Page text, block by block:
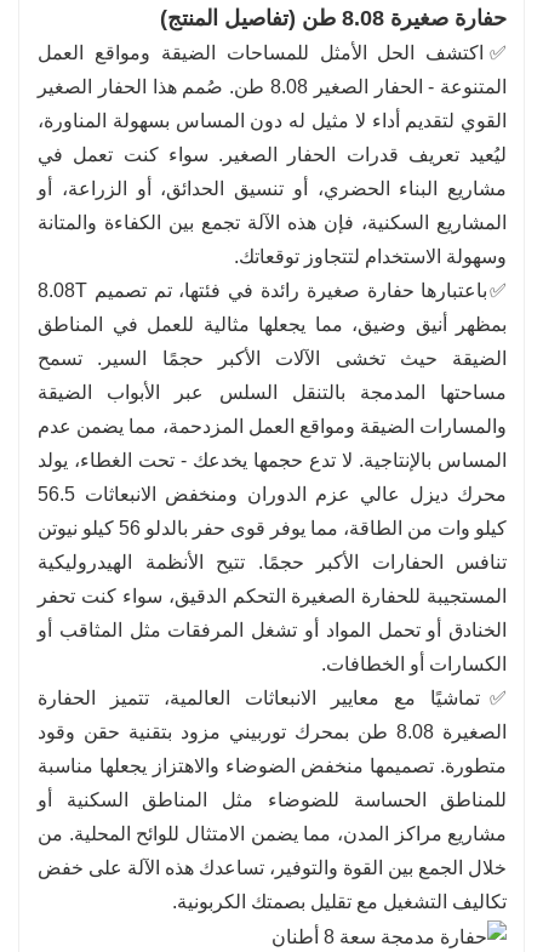
وصيانة منخفضة.
• راحة المشغل: كابينة واسعة مع عناصر تحكم
متقدمة لتحقيق إنتاجية طوال اليوم.
• تصميم صديق للبيئة: يلبي معايير الانبعاثات الصارمة
مع توفير الوقود.
حفارة صغيرة 8.08 طن (تفاصيل المنتج)
✅اكتشف الحل الأمثل للمساحات الضيقة ومواقع العمل
المتنوعة - الحفار الصغير 8.08 طن. صُمم هذا الحفار الصغير
القوي لتقديم أداء لا مثيل له دون المساس بسهولة المناورة،
ليُعيد تعريف قدرات الحفار الصغير. سواء كنت تعمل في
مشاريع البناء الحضري، أو تنسيق الحدائق، أو الزراعة، أو
المشاريع السكنية، فإن هذه الآلة تجمع بين الكفاءة والمتانة
وسهولة الاستخدام لتتجاوز توقعاتك.
✅باعتبارها حفارة صغيرة رائدة في فئتها، تم تصميم 8.08T
بمظهر أنيق وضيق، مما يجعلها مثالية للعمل في المناطق
الضيقة حيث تخشى الآلات الأكبر حجمًا السير. تسمح
مساحتها المدمجة بالتنقل السلس عبر الأبواب الضيقة
والمسارات الضيقة ومواقع العمل المزدحمة، مما يضمن عدم
المساس بالإنتاجية. لا تدع حجمها يخدعك - تحت الغطاء، يولد
محرك ديزل عالي عزم الدوران ومنخفض الانبعاثات 56.5
كيلو وات من الطاقة، مما يوفر قوى حفر بالدلو 56 كيلو نيوتن
تنافس الحفارات الأكبر حجمًا. تتيح الأنظمة الهيدروليكية
المستجيبة للحفارة الصغيرة التحكم الدقيق، سواء كنت تحفر
الخنادق أو تحمل المواد أو تشغل المرفقات مثل المثاقب أو
الكسارات أو الخطافات.
✅تماشيًا مع معايير الانبعاثات العالمية، تتميز الحفارة
الصغيرة 8.08 طن بمحرك توربيني مزود بتقنية حقن وقود
متطورة. تصميمها منخفض الضوضاء والاهتزاز يجعلها مناسبة
للمناطق الحساسة للضوضاء مثل المناطق السكنية أو
مشاريع مراكز المدن، مما يضمن الامتثال للوائح المحلية. من
خلال الجمع بين القوة والتوفير، تساعدك هذه الآلة على خفض
تكاليف التشغيل مع تقليل بصمتك الكربونية.